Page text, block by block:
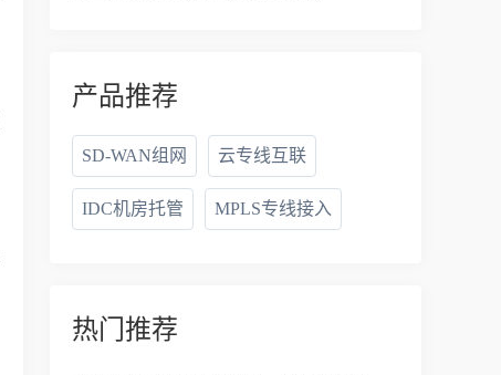
产品推荐
SD-WAN组网 云专线互联
IDC机房托管 MPLS专线接入
热门推荐